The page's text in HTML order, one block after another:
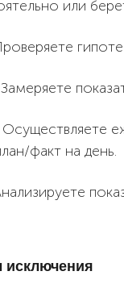
или
факт на день.